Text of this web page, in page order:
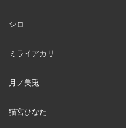
シロ
ミライアカリ
月ノ美兎
猫宮ひなた
14